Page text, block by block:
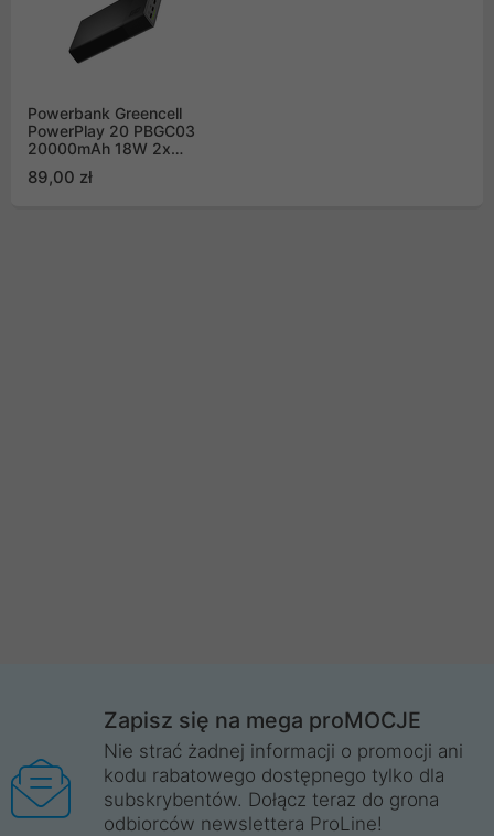
Powerbank Greencell
PowerPlay 20 PBGC03
20000mAh 18W 2x
(PBGC03S)
89,00 zł
Zapisz się na mega proMOCJE
Nie strać żadnej informacji o promocji ani
kodu rabatowego dostępnego tylko dla
subskrybentów. Dołącz teraz do grona
odbiorców newslettera ProLine!